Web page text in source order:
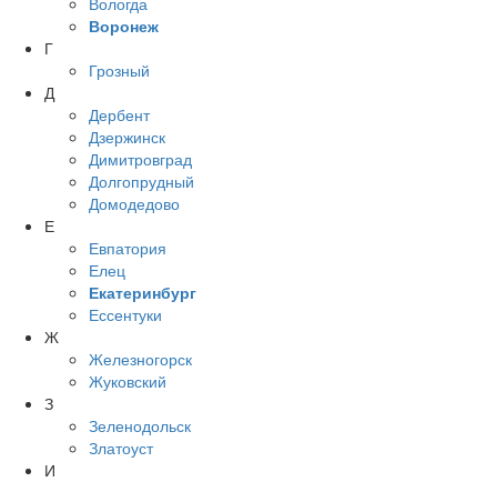
Воронеж
Г
Грозный
Д
Дербент
Дзержинск
Димитровград
Долгопрудный
Домодедово
Е
Евпатория
Елец
Екатеринбург
Ессентуки
Ж
Железногорск
Жуковский
З
Зеленодольск
Златоуст
И